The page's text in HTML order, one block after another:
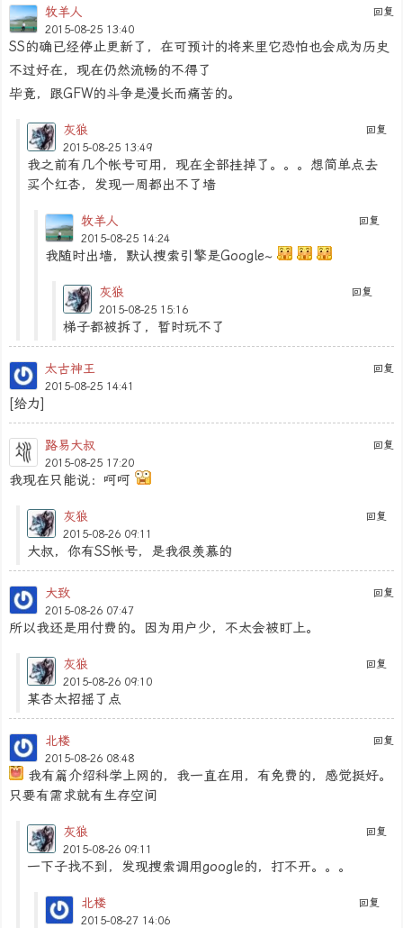
回复
牧羊人
2015-08-25 13:40
SS的确已经停止更新了，在可预计的将来里它恐怕也会成为历史
不过好在，现在仍然流畅的不得了
毕竟，跟GFW的斗争是漫长而痛苦的。
回复
灰狼
2015-08-25 13:49
我之前有几个帐号可用，现在全部挂掉了。。。想简单点去
买个红杏，发现一周都出不了墙
回复
牧羊人
2015-08-25 14:24
我随时出墙，默认搜索引擎是Google~
回复
灰狼
2015-08-25 15:16
梯子都被拆了，暂时玩不了
回复
太古神王
2015-08-25 14:41
[给力]
回复
路易大叔
2015-08-25 17:20
我现在只能说：呵呵
回复
灰狼
2015-08-26 09:11
大叔，你有SS帐号，是我很羡慕的
回复
大致
2015-08-26 07:47
所以我还是用付费的。因为用户少，不太会被盯上。
回复
灰狼
2015-08-26 09:10
某杏太招摇了点
回复
北楼
2015-08-26 08:48
我有篇介绍科学上网的，我一直在用，有免费的，感觉挺好。
只要有需求就有生存空间
回复
灰狼
2015-08-26 09:11
一下子找不到，发现搜索调用google的，打不开。。。
回复
北楼
2015-08-27 14:06